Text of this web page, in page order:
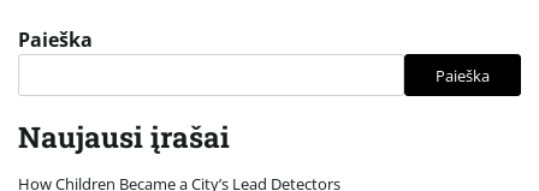
Paieška
Paieška
Naujausi įrašai
How Children Became a City’s Lead Detectors